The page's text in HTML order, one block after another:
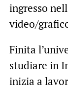
ingresso
video/
Finita
studiare in
inizia a